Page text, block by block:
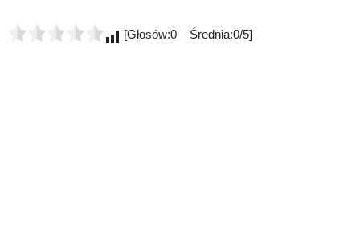
[Głosów:0 Średnia:0/5]